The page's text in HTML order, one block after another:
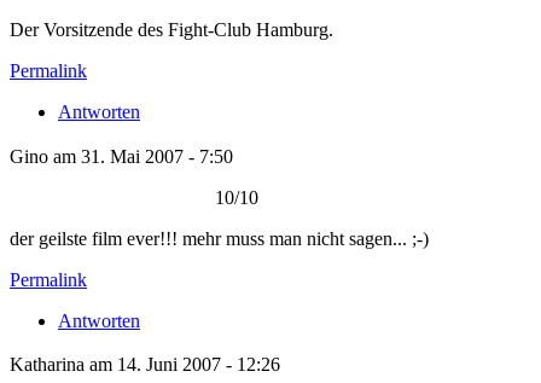
Der Vorsitzende des Fight-Club Hamburg.
Permalink
Antworten
Gino am 31. Mai 2007 - 7:50
10/10
der geilste film ever!!! mehr muss man nicht sagen... ;-)
Permalink
Antworten
Katharina am 14. Juni 2007 - 12:26